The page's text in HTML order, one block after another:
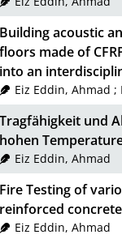
Building acoustic
floors made of
into an
Eiz Eddin, Ahmad ;
Tragfähigkeit und
hohen
Eiz Eddin, Ahmad
Fire Testing of
reinforced concrete
Eiz Eddin, Ahmad